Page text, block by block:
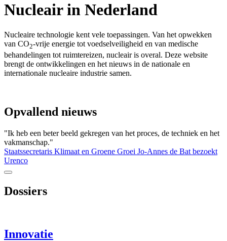
Nucleair in Nederland
Nucleaire technologie kent vele toepassingen. Van het opwekken
van CO2-vrije energie tot voedselveiligheid en van medische
behandelingen tot ruimtereizen, nucleair is overal. Deze website
brengt de ontwikkelingen en het nieuws in de nationale en
internationale nucleaire industrie samen.
Opvallend nieuws
"Ik heb een beter beeld gekregen van het proces, de techniek en het
vakmanschap."
Staatssecretaris Klimaat en Groene Groei Jo-Annes de Bat bezoekt
Urenco
Dossiers
Innovatie